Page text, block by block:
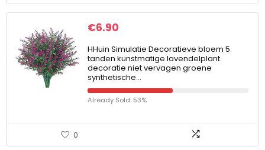
€6.90
HHuin Simulatie Decoratieve bloem 5
tanden kunstmatige lavendelplant
decoratie niet vervagen groene
synthetische…
Already Sold: 53%
0